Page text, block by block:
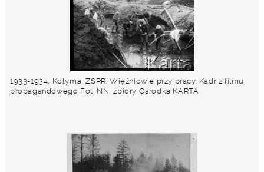
1933-1934, Kołyma, ZSRR. Więźniowie przy pracy. Kadr z filmu
propagandowego Fot. NN, zbiory Ośrodka KARTA